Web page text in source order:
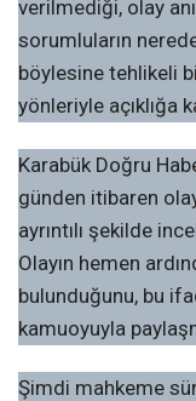
verilmediği, olay
sorumluların
böylesine tehlikeli
yönleriyle açıklığa
Karabük Doğru
günden itibaren
ayrıntılı şekilde
Olayın hemen
bulunduğunu, bu
kamuoyuyla
Şimdi mahkeme